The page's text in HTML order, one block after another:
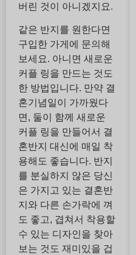
버린 것이 아니겠지요.
같은 반지를 원한다면
구입한 가게에 문의해
보세요. 아니면 새로운
커플 링을 만드는 것도
한 방법입니다. 만약 결
혼기념일이 가까웠다
면, 둘이 함께 새로운
커플 링을 만들어서 결
혼반지 대신에 매일 착
용해도 좋습니다. 반지
를 분실하지 않은 당신
은 가지고 있는 결혼반
지와 다른 손가락에 껴
도 좋고, 겹쳐서 착용할
수 있는 디자인을 찾아
보는 것도 재미있을 겁